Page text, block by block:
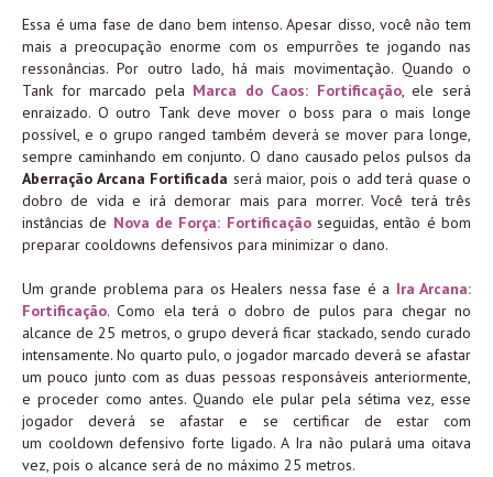
Essa é uma fase de dano bem intenso. Apesar disso, você não tem
mais a preocupação enorme com os empurrões te jogando nas
ressonâncias. Por outro lado, há mais movimentação. Quando o
Tank for marcado pela Marca do Caos: Fortificação, ele será
enraizado. O outro Tank deve mover o boss para o mais longe
possível, e o grupo ranged também deverá se mover para longe,
sempre caminhando em conjunto. O dano causado pelos pulsos da
Aberração Arcana Fortificada será maior, pois o add terá quase o
dobro de vida e irá demorar mais para morrer. Você terá três
instâncias de Nova de Força: Fortificação seguidas, então é bom
preparar cooldowns defensivos para minimizar o dano.
Um grande problema para os Healers nessa fase é a Ira Arcana:
Fortificação. Como ela terá o dobro de pulos para chegar no
alcance de 25 metros, o grupo deverá ficar stackado, sendo curado
intensamente. No quarto pulo, o jogador marcado deverá se afastar
um pouco junto com as duas pessoas responsáveis anteriormente,
e proceder como antes. Quando ele pular pela sétima vez, esse
jogador deverá se afastar e se certificar de estar com
um cooldown defensivo forte ligado. A Ira não pulará uma oitava
vez, pois o alcance será de no máximo 25 metros.